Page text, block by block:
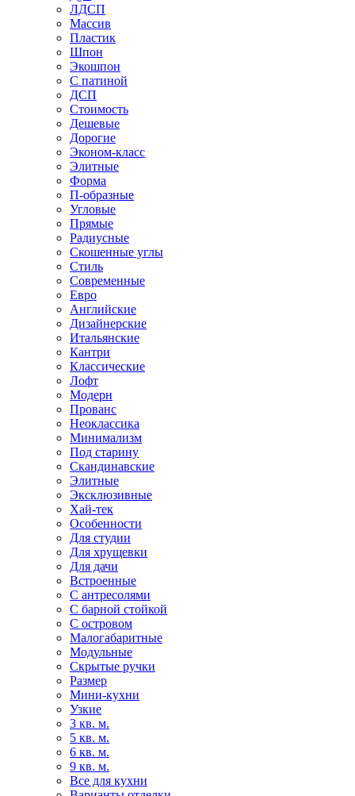
ЛДСП
Массив
Пластик
Шпон
Экошпон
С патиной
ДСП
Стоимость
Дешевые
Дорогие
Эконом-класс
Элитные
Форма
П-образные
Угловые
Прямые
Радиусные
Скошенные углы
Стиль
Современные
Евро
Английские
Дизайнерские
Итальянские
Кантри
Классические
Лофт
Модерн
Прованс
Неоклассика
Минимализм
Под старину
Скандинавские
Элитные
Эксклюзивные
Хай-тек
Особенности
Для студии
Для хрущевки
Для дачи
Встроенные
С антресолями
С барной стойкой
С островом
Малогабаритные
Модульные
Скрытые ручки
Размер
Мини-кухни
Узкие
3 кв. м.
5 кв. м.
6 кв. м.
9 кв. м.
Все для кухни